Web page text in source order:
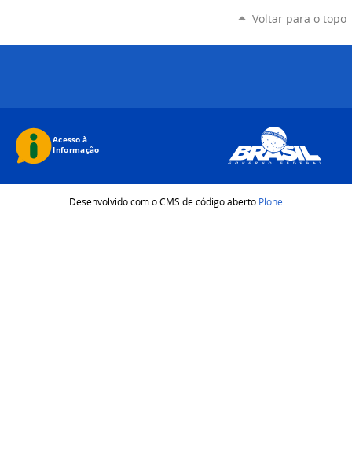
Voltar para o topo
Desenvolvido com o CMS de código aberto Plone